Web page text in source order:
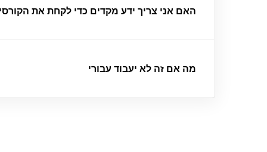
האם אני צריך ידע מקדים כדי לקחת את
מה אם זה לא יעבוד עבורי